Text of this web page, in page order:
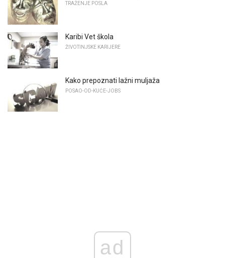
TRAŽENJE POSLA
Karibi Vet škola
ŽIVOTINJSKE KARIJERE
Kako prepoznati lažni muljaža
POSAO-OD-KUĆE-JOBS
ad